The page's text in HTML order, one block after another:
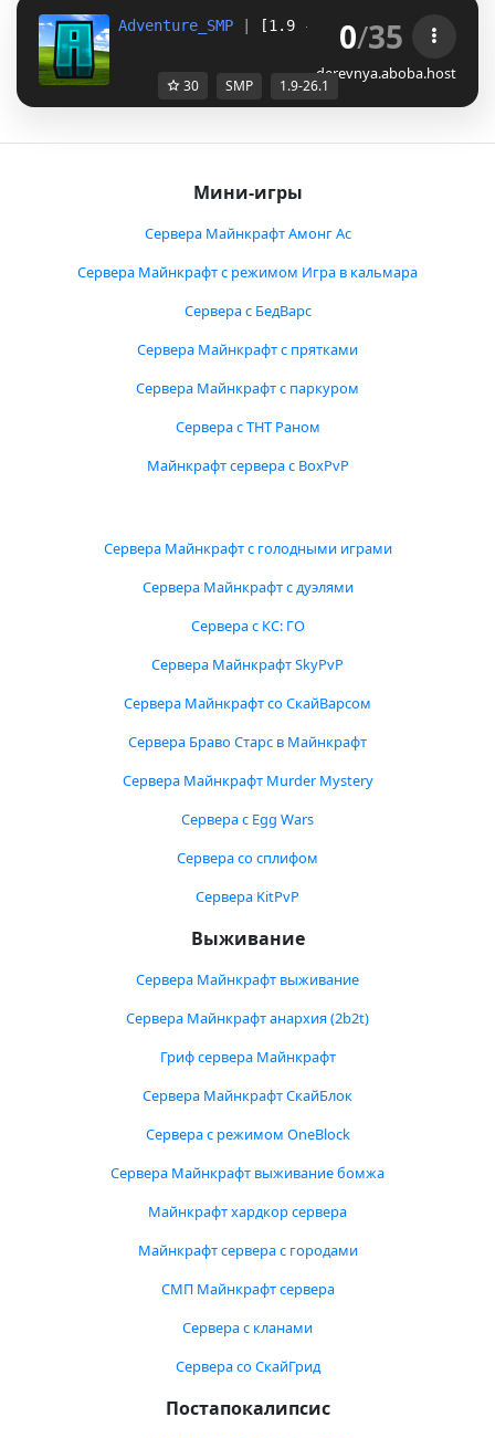
Adventure_SMP [1.9 - 26.1]Сервер где ты
0/35
derevnya.aboba.host
30 SMP 1.9-26.1
Мини-игры
Сервера Майнкрафт Амонг Ас
Сервера Майнкрафт с режимом Игра в кальмара
Сервера с БедВарс
Сервера Майнкрафт с прятками
Сервера Майнкрафт с паркуром
Сервера с ТНТ Раном
Майнкрафт сервера с BoxPvP
Сервера Майнкрафт с голодными играми
Сервера Майнкрафт с дуэлями
Сервера с КС: ГО
Сервера Майнкрафт SkyPvP
Сервера Майнкрафт со СкайВарсом
Сервера Браво Старс в Майнкрафт
Сервера Майнкрафт Murder Mystery
Сервера с Egg Wars
Сервера со сплифом
Сервера KitPvP
Выживание
Сервера Майнкрафт выживание
Сервера Майнкрафт анархия (2b2t)
Гриф сервера Майнкрафт
Сервера Майнкрафт СкайБлок
Сервера с режимом OneBlock
Сервера Майнкрафт выживание бомжа
Майнкрафт хардкор сервера
Майнкрафт сервера с городами
СМП Майнкрафт сервера
Сервера с кланами
Сервера со СкайГрид
Постапокалипсис